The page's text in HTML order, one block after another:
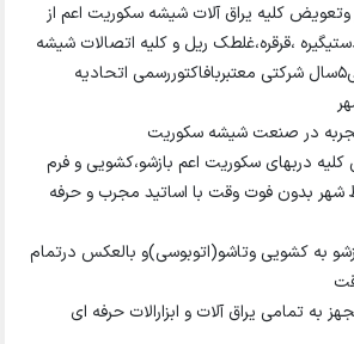
کلیه یراق آلات شیشه سکوریت اعم از
،قرقره،غلطک ریل و کلیه اتصالات شیشه
سکوریت با گارانتی 2 الی5سال شرکتی معتبربافاکتوررسمی اتحادیه
دربهای سکوریت اعم بازشو،کشویی و فرم
شهر بدون فوت وقت با اساتید مجرب و حرفه
به کشویی وتاشو(اتوبوسی)و بالعکس درتمام
به تمامی یراق آلات و ابزارالات حرفه ای